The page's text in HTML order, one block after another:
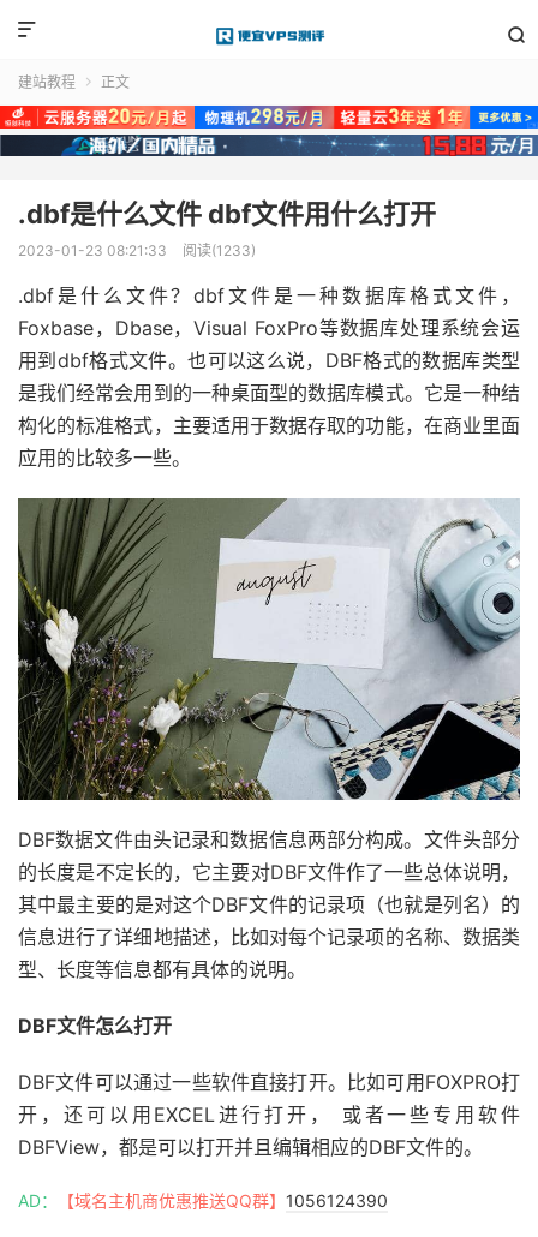


建站教程  正文
.dbf是什么文件 dbf文件用什么打开
2023-01-23 08:21:33 阅读(1233)
.dbf是什么文件？dbf文件是一种数据库格式文件，
Foxbase，Dbase，Visual FoxPro等数据库处理系统会运
用到dbf格式文件。也可以这么说，DBF格式的数据库类型
是我们经常会用到的一种桌面型的数据库模式。它是一种结
构化的标准格式，主要适用于数据存取的功能，在商业里面
应用的比较多一些。
DBF数据文件由头记录和数据信息两部分构成。文件头部分
的长度是不定长的，它主要对DBF文件作了一些总体说明，
其中最主要的是对这个DBF文件的记录项（也就是列名）的
信息进行了详细地描述，比如对每个记录项的名称、数据类
型、长度等信息都有具体的说明。
DBF文件怎么打开
DBF文件可以通过一些软件直接打开。比如可用FOXPRO打
开，还可以用EXCEL进行打开， 或者一些专用软件
DBFView，都是可以打开并且编辑相应的DBF文件的。
AD： 【域名主机商优惠推送QQ群】 1056124390